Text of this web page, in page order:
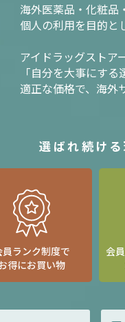
海外医薬品・化粧品
個人の利用を目的と
アイドラッグストア
「自分を大事にす
適正な価格で、海外
選ばれ続ける
員ランク制度で
得にお買い物
会